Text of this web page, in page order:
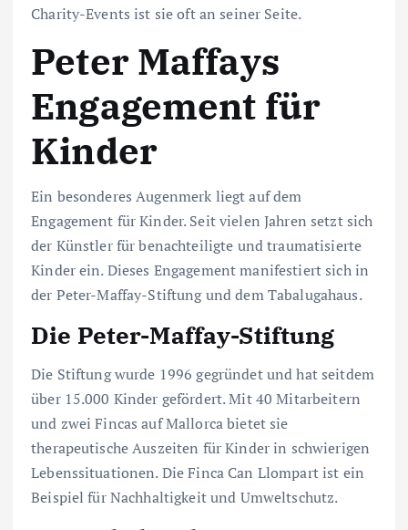
Charity-Events ist sie oft an seiner Seite.
Peter Maffays
Engagement für
Kinder
Ein besonderes Augenmerk liegt auf dem
Engagement für Kinder. Seit vielen Jahren setzt sich
der Künstler für benachteiligte und traumatisierte
Kinder ein. Dieses Engagement manifestiert sich in
der Peter-Maffay-Stiftung und dem Tabalugahaus.
Die Peter-Maffay-Stiftung
Die Stiftung wurde 1996 gegründet und hat seitdem
über 15.000 Kinder gefördert. Mit 40 Mitarbeitern
und zwei Fincas auf Mallorca bietet sie
therapeutische Auszeiten für Kinder in schwierigen
Lebenssituationen. Die Finca Can Llompart ist ein
Beispiel für Nachhaltigkeit und Umweltschutz.